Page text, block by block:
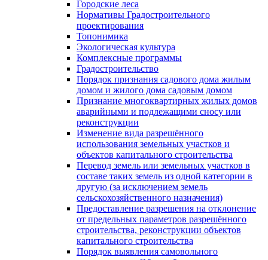
Городские леса
Нормативы Градостроительного
проектирования
Топонимика
Экологическая культура
Комплексные программы
Градостроительство
Порядок признания садового дома жилым
домом и жилого дома садовым домом
Признание многоквартирных жилых домов
аварийными и подлежащими сносу или
реконструкции
Изменение вида разрешённого
использования земельных участков и
объектов капитального строительства
Перевод земель или земельных участков в
составе таких земель из одной категории в
другую (за исключением земель
сельскохозяйственного назначения)
Предоставление разрешения на отклонение
от предельных параметров разрешённого
строительства, реконструкции объектов
капитального строительства
Порядок выявления самовольного